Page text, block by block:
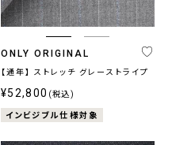
ONLY ORIGINAL
【通年】 ストレッチ グレーストライプ
¥52,800 (税込)
インビジブル仕様対象